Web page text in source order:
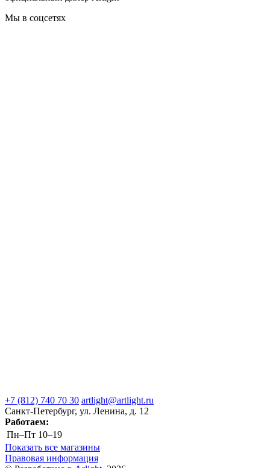
Мы в соцсетях
+7 (812) 740 70 30 artlight@artlight.ru
Санкт-Петербург, ул. Ленина, д. 12
Работаем:
Пн–Пт 10–19
Показать все магазины
Правовая информация